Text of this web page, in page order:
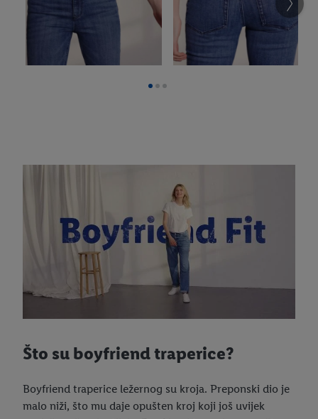
Što su boyfriend traperice?
Boyfriend traperice ležernog su kroja. Preponski dio je
malo niži, što mu daje opušten kroj koji još uvijek